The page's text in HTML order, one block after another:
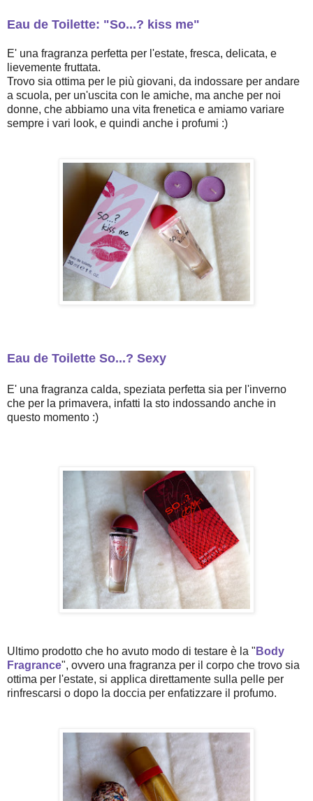
Eau de Toilette: "So...? kiss me"
E' una fragranza perfetta per l'estate, fresca, delicata, e
lievemente fruttata.
Trovo sia ottima per le più giovani, da indossare per andare
a scuola, per un'uscita con le amiche, ma anche per noi
donne, che abbiamo una vita frenetica e amiamo variare
sempre i vari look, e quindi anche i profumi :)
Eau de Toilette So...? Sexy
E' una fragranza calda, speziata perfetta sia per l'inverno
che per la primavera, infatti la sto indossando anche in
questo momento :)
Ultimo prodotto che ho avuto modo di testare è la " Body
Fragrance", ovvero una fragranza per il corpo che trovo sia
ottima per l'estate, si applica direttamente sulla pelle per
rinfrescarsi o dopo la doccia per enfatizzare il profumo.